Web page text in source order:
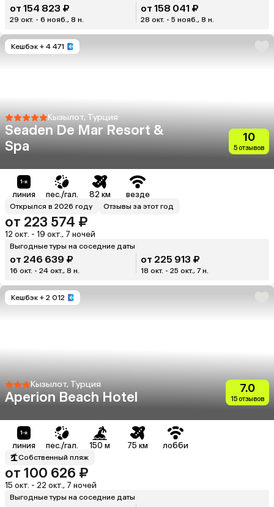
от 154 823 ₽
29 окт. - 6 нояб., 8 н.
от 158 041 ₽
28 окт. - 5 нояб., 8 н.
Кешбэк + 4 471
Кызылот, Турция
Seaden De Mar Resort &
Spa
10
5 отзывов
линия пес./гал. 82 км везде
Открылся в 2026 году Отзывы за этот год
от 223 574 ₽
12 окт. - 19 окт., 7 ночей
Выгодные туры на соседние даты
от 246 639 ₽
16 окт. - 24 окт., 8 н.
от 225 913 ₽
18 окт. - 25 окт., 7 н.
Кешбэк + 2 012
Кызылот, Турция
Aperion Beach Hotel
7.0
15 отзывов
линия пес./гал. 150 м 75 км лобби
Собственный пляж
от 100 626 ₽
15 окт. - 22 окт., 7 ночей
Выгодные туры на соседние даты